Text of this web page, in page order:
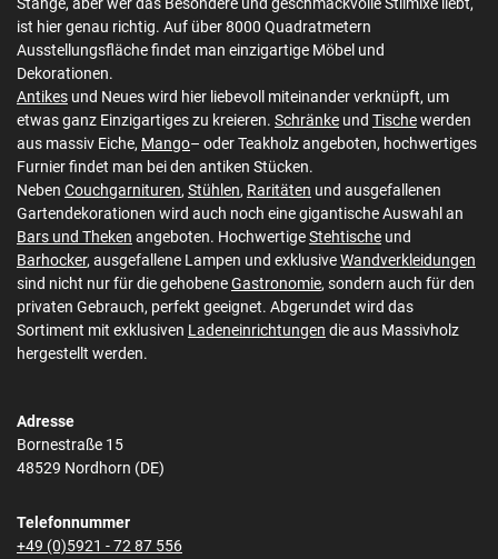
Stange, aber wer das Besondere und geschmackvolle Stilmixe liebt,
ist hier genau richtig. Auf über 8000 Quadratmetern
Ausstellungsfläche findet man einzigartige Möbel und
Dekorationen.
Antikes und Neues wird hier liebevoll miteinander verknüpft, um
etwas ganz Einzigartiges zu kreieren. Schränke und Tischewerden
aus massiv Eiche, Mango– oder Teakholz angeboten, hochwertiges
Furnier findet man bei den antiken Stücken.
Neben Couchgarnituren, Stühlen, Raritäten und ausgefallenen
Gartendekorationen wird auch noch eine gigantische Auswahl an
Bars und Theken angeboten. HochwertigeStehtische und
Barhocker, ausgefallene Lampen und exklusiveWandverkleidungen
sind nicht nur für die gehobeneGastronomie, sondern auch für den
privaten Gebrauch, perfekt geeignet. Abgerundet wird das
Sortiment mit exklusiven Ladeneinrichtungen die aus Massivholz
hergestellt werden.
Adresse
Bornestraße 15
48529 Nordhorn (DE)
Telefonnummer
+49 (0)5921 - 72 87 556